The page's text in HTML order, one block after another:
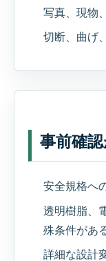
写真、現物
切断、曲げ
事前確
安全規格へ
透明樹脂、
殊条件があ
詳細な設計